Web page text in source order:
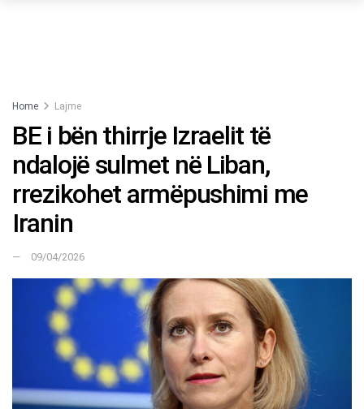
Home Lajme
BE i bën thirrje Izraelit të
ndalojë sulmet në Liban,
rrezikohet armëpushimi me
Iranin
09/04/2026